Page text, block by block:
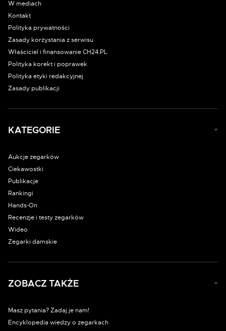
W mediach
Kontakt
Polityka prywatności
Zasady korzystania z serwisu
Właściciel i finansowanie CH24.PL
Polityka korekt i poprawek
Polityka etyki redakcyjnej
Zasady publikacji
KATEGORIE
Aukcje zegarków
Ciekawostki
Publikacje
Rankingi
Hands-On
Recenzje i testy zegarków
Wideo
Zegarki damskie
ZOBACZ TAKŻE
Masz pytania? Zadaj je nam!
Encyklopedia wiedzy o zegarkach